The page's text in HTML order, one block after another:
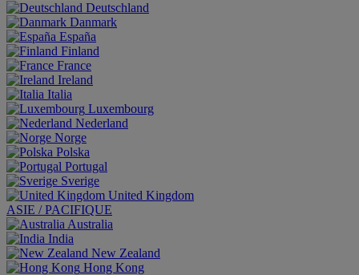
Deutschland
Danmark
España
Finland
France
Ireland
Italia
Luxembourg
Nederland
Norge
Polska
Portugal
Sverige
United Kingdom
ASIE / PACIFIQUE
Australia
India
New Zealand
Hong Kong